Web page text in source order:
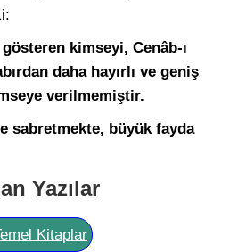
kimseyi, Cenâb-ı
daha hayırlı ve geniş
verilmemiştir.
sabretmekte, büyük fayda
Yazılar
Kitaplar